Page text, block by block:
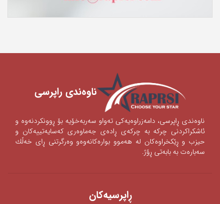
ناوه‌ندی ‌راپرسی
ناوه‌ندی‌ ڕاپرسی‌، دامه‌زراوه‌یه‌كی‌ ته‌واو سه‌ربه‌خۆیه‌ بۆ ڕوونكردنه‌وه‌ و
ئاشكراكردنی‌‌ چركه‌ به‌ چركه‌ی‌ ڕاده‌ی‌ جه‌ماوه‌ری‌ كه‌سایه‌تییه‌كان و
حیزب و ڕێكخراوه‌كان له‌ هه‌موو بواره‌كانه‌وه‌‌‌و وه‌رگرتنی‌ ڕای‌ خه‌ڵك
سه‌باره‌ت به‌ بابه‌تی‌ ڕۆژ.
ڕاپرسیه‌كان